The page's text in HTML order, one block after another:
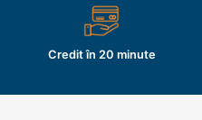
Credit în 20 minute